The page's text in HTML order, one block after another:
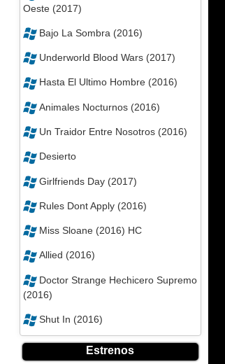
Oeste (2017)
Bajo La Sombra (2016)
Underworld Blood Wars (2017)
Hasta El Ultimo Hombre (2016)
Animales Nocturnos (2016)
Un Traidor Entre Nosotros (2016)
Desierto
Girlfriends Day (2017)
Rules Dont Apply (2016)
Miss Sloane (2016) HC
Allied (2016)
Doctor Strange Hechicero Supremo
(2016)
Shut In (2016)
Estrenos